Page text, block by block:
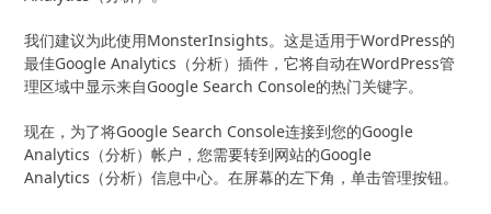
我们建议为此使用MonsterInsights。这是适用于WordPress的
最佳Google Analytics（分析）插件，它将自动在WordPress管
理区域中显示来自Google Search Console的热门关键字。
现在，为了将Google Search Console连接到您的Google
Analytics（分析）帐户，您需要转到网站的Google
Analytics（分析）信息中心。在屏幕的左下角，单击管理按钮。